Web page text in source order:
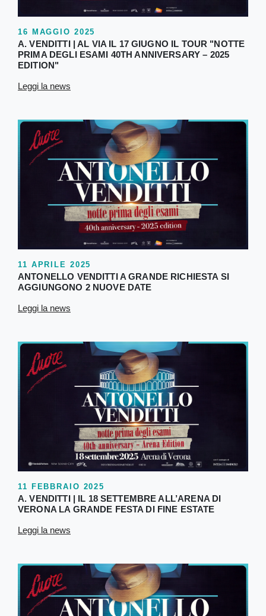
16 MAGGIO 2025
A. VENDITTI | AL VIA IL 17 GIUGNO IL TOUR "NOTTE
PRIMA DEGLI ESAMI 40TH ANNIVERSARY – 2025
EDITION"
Leggi la news
11 APRILE 2025
ANTONELLO VENDITTI A GRANDE RICHIESTA SI
AGGIUNGONO 2 NUOVE DATE
Leggi la news
11 FEBBRAIO 2025
A. VENDITTI | IL 18 SETTEMBRE ALL’ARENA DI
VERONA LA GRANDE FESTA DI FINE ESTATE
Leggi la news